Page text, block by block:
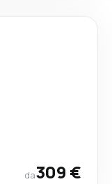
da309 €